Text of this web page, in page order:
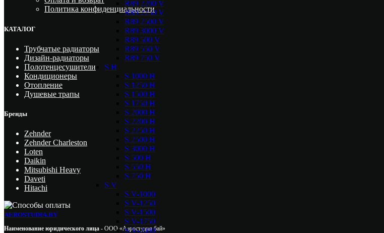
R89 2200 V
R89 2250 V
R89 2500 V
R89 3000 V
R89 500 V
R89 550 V
R89 750 V
S H
S 1000 H
S 1250 H
S 1500 H
S 1750 H
S 2000 H
S 2200 H
S 2250 H
S 2500 H
S 3000 H
S 500 H
S 550 H
S 750 H
S V
S V-1000
S V-1250
S V-1500
S V-1750
S V-2000
Политика конфиденциальности
КАТАЛОГ
Трубчатые радиаторы
Дизайн-радиаторы
Полотенцесушители
Кондиционеры
Отопление
Душевые трапы
Бренды
Zehnder
Zehnder Charleston
Loten
Daikin
Mitsubishi Heavy
Daveti
Hitachi
AEROSTUDIA.BY
Наименование юридического лица - ООО «Аэростудия бай»